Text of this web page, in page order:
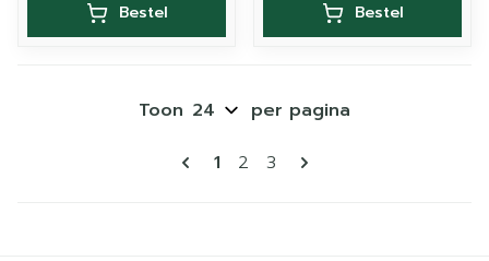
Bestel Bestel
Pagina's
U lees momenteel pagina
1 Pagina
2 Pagina
3
Toon per pagina